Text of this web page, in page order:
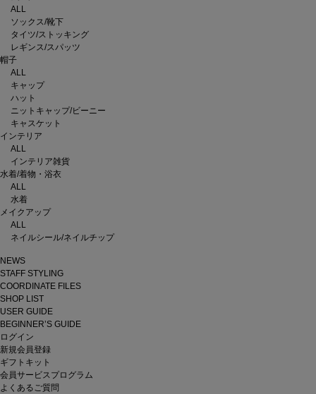
ALL
ソックス/靴下
タイツ/ストッキング
レギンス/スパッツ
帽子
ALL
キャップ
ハット
ニットキャップ/ビーニー
キャスケット
インテリア
ALL
インテリア雑貨
水着/着物・浴衣
ALL
水着
メイクアップ
ALL
ネイルシール/ネイルチップ
NEWS
STAFF STYLING
COORDINATE FILES
SHOP LIST
USER GUIDE
BEGINNER’S GUIDE
ログイン
新規会員登録
ギフトキット
会員サービスプログラム
よくあるご質問